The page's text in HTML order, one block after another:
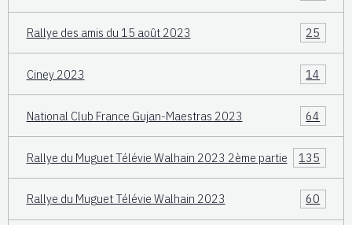
Rallye des amis du 15 août 2023 25
Ciney 2023 14
National Club France Gujan-Maestras 2023 64
Rallye du Muguet Télévie Walhain 2023 2ème partie 135
Rallye du Muguet Télévie Walhain 2023 60